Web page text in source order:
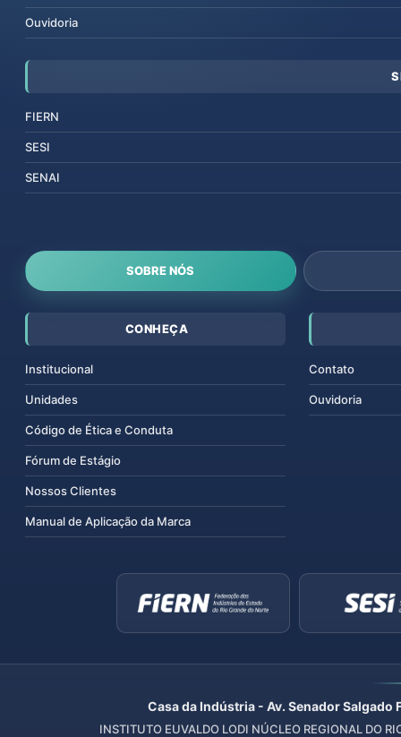
Ouvidoria
FIERN
SESI
SENAI
SOBRE NÓS
CONHEÇA
Institucional
Unidades
Código de Ética e Conduta
Fórum de Estágio
Nossos Clientes
Manual de Aplicação da Marca
Contato
Ouvidoria
Casa da Indústria - Av. Senador
INSTITUTO EUVALDO LODI NÚCLEO REGIONAL DO